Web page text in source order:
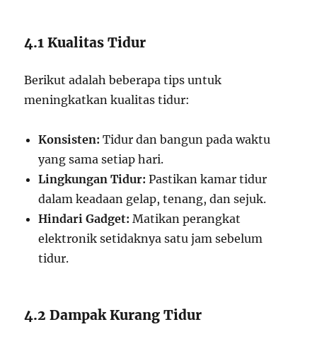
4.1 Kualitas Tidur
Berikut adalah beberapa tips untuk
meningkatkan kualitas tidur:
Konsisten: Tidur dan bangun pada waktu
yang sama setiap hari.
Lingkungan Tidur: Pastikan kamar tidur
dalam keadaan gelap, tenang, dan sejuk.
Hindari Gadget: Matikan perangkat
elektronik setidaknya satu jam sebelum
tidur.
4.2 Dampak Kurang Tidur